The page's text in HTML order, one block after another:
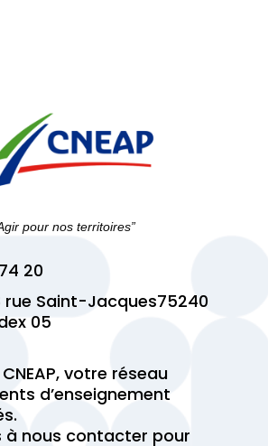
pour nos territoires”
Saint-Jacques75240
05
20
votre réseau
d’enseignement
à nous contacter pour